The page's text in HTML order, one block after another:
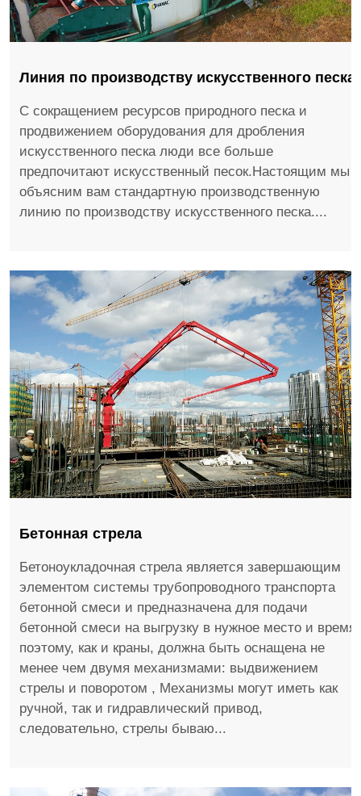
Линия по производству искусственного песка
С сокращением ресурсов природного песка и
продвижением оборудования для дробления
искусственного песка люди все больше
предпочитают искусственный песок.Настоящим мы
объясним вам стандартную производственную
линию по производству искусственного песка....
Бетонная стрела
Бетоноукладочная стрела является завершающим
элементом системы трубопроводного транспорта
бетонной смеси и предназначена для подачи
бетонной смеси на выгрузку в нужное место и время,
поэтому, как и краны, должна быть оснащена не
менее чем двумя механизмами: выдвижением
стрелы и поворотом , Механизмы могут иметь как
ручной, так и гидравлический привод,
следовательно, стрелы бываю...